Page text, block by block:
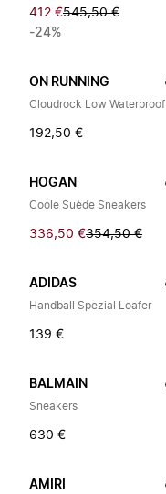
412 €545,50 €
-24%
ON RUNNING
Cloudrock Low Waterproof
192,50 €
HOGAN
Coole Suède Sneakers
336,50 €354,50 €
ADIDAS
Handball Spezial Loafer
139 €
BALMAIN
Sneakers
630 €
AMIRI